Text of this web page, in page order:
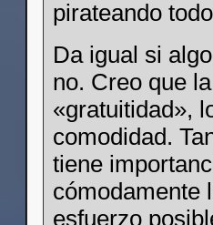
pirateando
Da igual si
no. Creo que
«gratuitidad»,
comodidad.
tiene
cómodamente
esfuerzo